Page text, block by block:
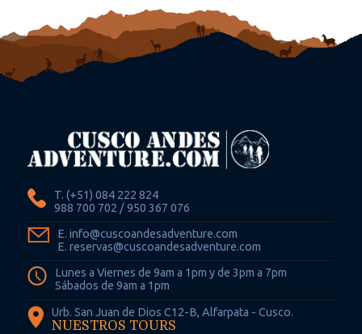
T. (+51) 084 222 824
988 700 702 / 950 367 076
E. info@cuscoandesadventure.com
E. reservas@cuscoandesadventure.com
Lunes a Viernes de 9am a 1pm y de 3pm a 7pm
Sábados de 9am a 1pm
Urb. San Juan de Dios C12-B, Alfarpata - Cusco.
NUESTROS TOURS